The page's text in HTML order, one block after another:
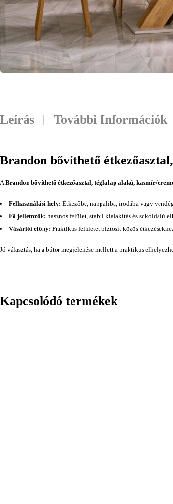
Leírás További Információk
Brandon bővíthető
A Brandon bővíthető étkezőasztal, téglalap alakú, kasmír/
Felhasználási hely: Étkezőbe, nappaliba, irodába vagy
Fő jellemzők: hasznos felület, stabil kialakítás és sokoldalú
Vásárlói előny: Praktikus felületet biztosít közös
Jó választás, ha a bútor megjelenése mellett a praktikus
Kapcsolódó termékek